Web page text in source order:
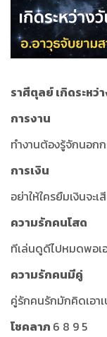
ราศีตุลย์ เกิดระหว่
การงาน
ทำงานต้องรู้จักนอก
การเงิน
อย่าให้ใครยืมเงินจะ
ความรักคนโสด
ทีเล่นดูดีไปหมดพอเ
ความรักคนมีคู่
คู่รักคนรักมักคิดเอา
โชคลาภ 6 8 9 5